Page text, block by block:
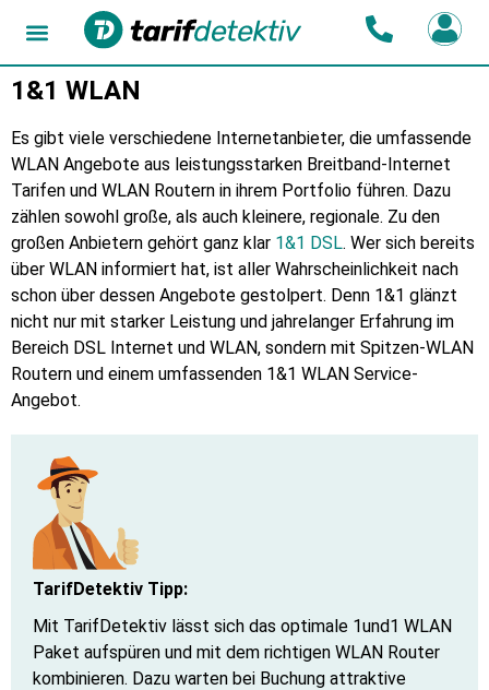
1&1 WLAN
Es gibt viele verschiedene Internetanbieter, die umfassende
WLAN Angebote aus leistungsstarken Breitband-Internet
Tarifen und WLAN Routern in ihrem Portfolio führen. Dazu
zählen sowohl große, als auch kleinere, regionale. Zu den
großen Anbietern gehört ganz klar 1&1 DSL. Wer sich bereits
über WLAN informiert hat, ist aller Wahrscheinlichkeit nach
schon über dessen Angebote gestolpert. Denn 1&1 glänzt
nicht nur mit starker Leistung und jahrelanger Erfahrung im
Bereich DSL Internet und WLAN, sondern mit Spitzen-WLAN
Routern und einem umfassenden 1&1 WLAN Service-
Angebot.
TarifDetektiv Tipp:
Mit TarifDetektiv lässt sich das optimale 1und1 WLAN
Paket aufspüren und mit dem richtigen WLAN Router
kombinieren. Dazu warten bei Buchung attraktive